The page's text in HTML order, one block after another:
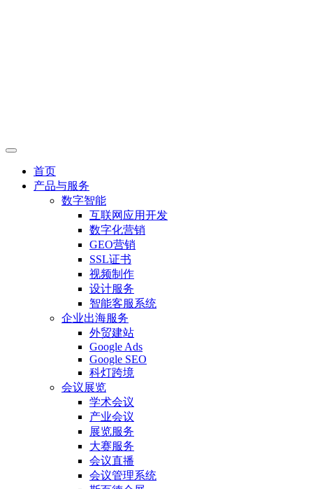
首页
产品与服务
数字智能
互联网应用开发
数字化营销
GEO营销
SSL证书
视频制作
设计服务
智能客服系统
企业出海服务
外贸建站
Google Ads
Google SEO
科灯跨境
会议展览
学术会议
产业会议
展览服务
大赛服务
会议直播
会议管理系统